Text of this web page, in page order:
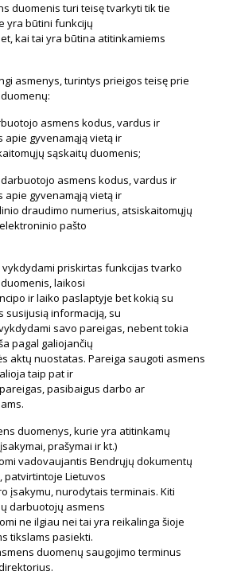
duomenis turi teisę tvarkyti tik tie
yra būtini funkcijų
kai tai yra būtina atitinkamiems
asmenys, turintys prieigos teisę prie
asmens kodus, vardus ir
gyvenamąją vietą ir
sąskaitų duomenis;
asmens kodus, vardus ir
gyvenamąją vietą ir
draudimo numerius, atsiskaitomųjų
pašto
priskirtas funkcijas tvarko
laikosi
ir laiko paslaptyje bet kokią su
susijusią informaciją, su
savo pareigas, nebent tokia
pagal galiojančių
aktų nuostatas. Pareiga saugoti asmens
taip pat ir
pasibaigus darbo ar
duomenys, kurie yra atitinkamų
prašymai ir kt.)
vadovaujantis Bendrųjų dokumentų
patvirtintoje Lietuvos
įsakymu, nurodytais terminais. Kiti
darbuotojų asmens
ne ilgiau nei tai yra reikalinga šioje
tikslams pasiekti.
duomenų saugojimo terminus